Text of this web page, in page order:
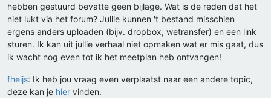
hebben gestuurd bevatte geen bijlage. Wat is de reden dat het
niet lukt via het forum? Jullie kunnen 't bestand misschien
ergens anders uploaden (bijv. dropbox, wetransfer) en een link
sturen. Ik kan uit jullie verhaal niet opmaken wat er mis gaat, dus
ik wacht nog even tot ik het meetplan heb ontvangen!
fheijs: Ik heb jou vraag even verplaatst naar een andere topic,
deze kan je hier vinden.